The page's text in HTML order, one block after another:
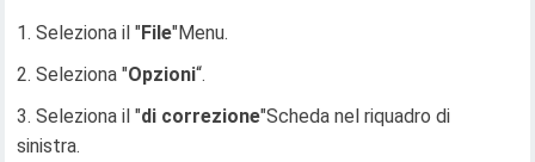
Seleziona il "File"Menu.
Seleziona "Opzioni“.
Seleziona il "di correzione"Scheda nel riquadro di
sinistra.